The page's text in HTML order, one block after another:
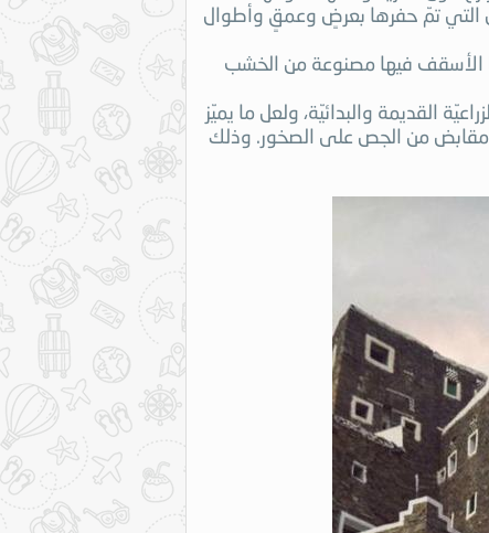
التي تمّ حفرها بعرضٍ وعمقٍ وأطوال
الأسقف فيها مصنوعة من الخشب
القديمة والبدائيّة، ولعل ما يميّز
مقابض من الجص على الصخور. وذلك